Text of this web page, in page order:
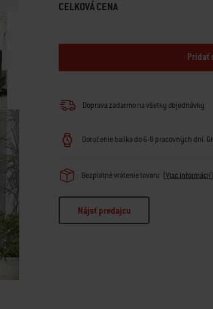
CELKOVÁ CENA
Pridať
Doprava zadarmo na všetky objednávky
Doručenie balíka do 6-9 pracovných dní.
Bezplatné vrátenie tovaru (Viac informácií)
Nájsť predajcu